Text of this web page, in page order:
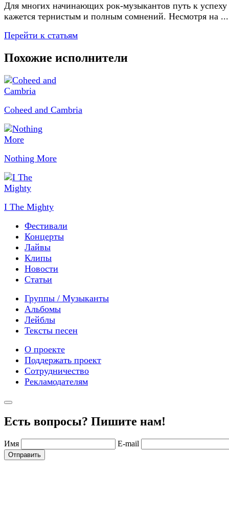
Для многих начинающих рок-музыкантов путь к успеху
кажется тернистым и полным сомнений. Несмотря на ...
Перейти к статьям
Похожие исполнители
Coheed and Cambria
Nothing More
I The Mighty
Фестивали
Концерты
Лайвы
Клипы
Новости
Статьи
Группы / Музыканты
Альбомы
Лейблы
Тексты песен
О проекте
Поддержать проект
Сотрудничество
Рекламодателям
Есть вопросы? Пишите нам!
Имя E-mail